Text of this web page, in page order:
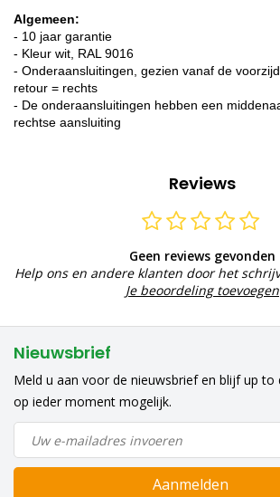
Algemeen:
- 10 jaar garantie
- Kleur wit, RAL 9016
- Onderaansluitingen, gezien vanaf de
retour = rechts
- De onderaansluitingen hebben een
rechtse aansluiting
Reviews
Geen reviews gevonden
Help ons en andere klanten door het
Je beoordeling toevoegen
Nieuwsbrief
Meld u aan voor de nieuwsbrief en blijf up to
op ieder moment mogelijk.
Aanmelden